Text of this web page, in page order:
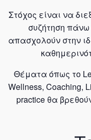
Στόχος είναι να
συζήτηση
απασχολούν στην
Θέματα όπως το
Wellness, Coaching,
practice θα